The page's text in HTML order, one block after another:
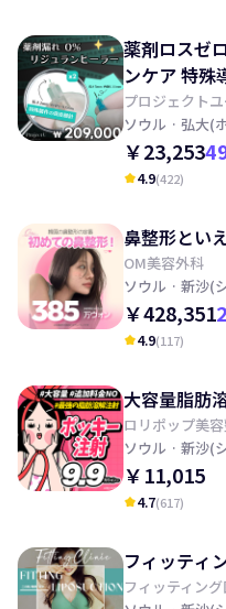
薬剤ロスゼ
ンケア 特殊
くらハリ肌
プロジェクト
ソウル · 弘大(
￥23,253
kid_star4.9(422)
鼻整形とい
OM美容外科
ソウル · 新沙(
￥428,351
kid_star4.9(117)
大容量脂肪
ロリポップ美
ソウル · 新沙(
￥11,015
kid_star4.7(617)
フィッティ
フィッティン